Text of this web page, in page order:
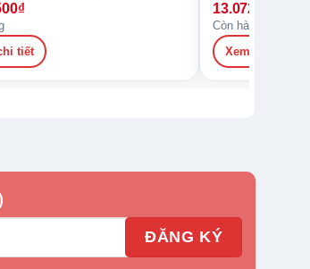
₫
tiết
13.072.500
Còn hàng
Xem chi tiết